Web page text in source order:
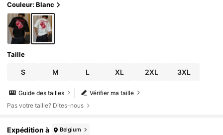
Couleur: Blanc
Taille
S M L XL 2XL 3XL
Vérifier ma taille
Guide des tailles
Pas votre taille? Dites-nous
Expédition à Belgium